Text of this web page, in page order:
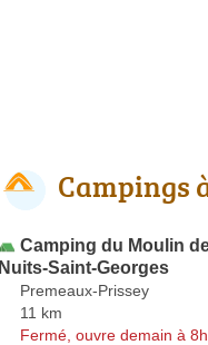
Campings
Camping du Moulin
Nuits-Saint-Georges
Premeaux-Prissey
11 km
Fermé, ouvre demain à 8h